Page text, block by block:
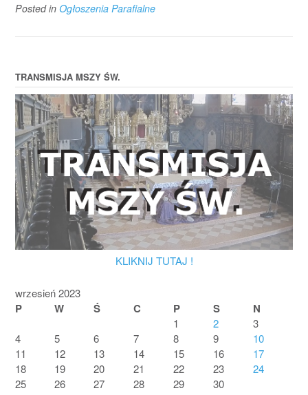
Posted in Ogłoszenia Parafialne
TRANSMISJA MSZY ŚW.
KLIKNIJ TUTAJ !
wrzesień 2023
P W Ś C P S N
1 2
3
4
5 6 7 8 9
10
11
12 13 14 15 16
17
18
19 20 21 22 23
24
25
26 27 28 29 30